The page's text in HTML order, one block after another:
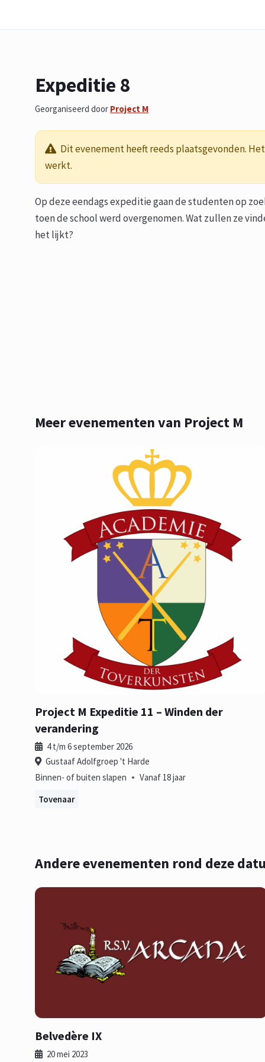
Expeditie 8
Georganiseerd door Project M
Dit evenement heeft reeds plaatsgevonden.
werkt.
Op deze eendags expeditie gaan de studenten op
toen de school werd overgenomen. Wat zullen ze
het lijkt?
Meer evenementen van Project M
Project M Expeditie 11 – Winden der
verandering
4 t/m 6 september 2026
Gustaaf Adolfgroep 't Harde
Binnen- of buiten slapen • Vanaf 18 jaar
Tovenaar
Andere evenementen rond deze
Belvedère IX
20 mei 2023